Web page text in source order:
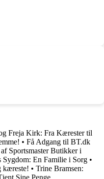
Freja Kirk: Fra Kærester til
• Få Adgang til BT.dk
Sportsmaster Butikker i
Sygdom: En Familie i Sorg •
kæreste! • Trine Bramsen:
Sine Penge